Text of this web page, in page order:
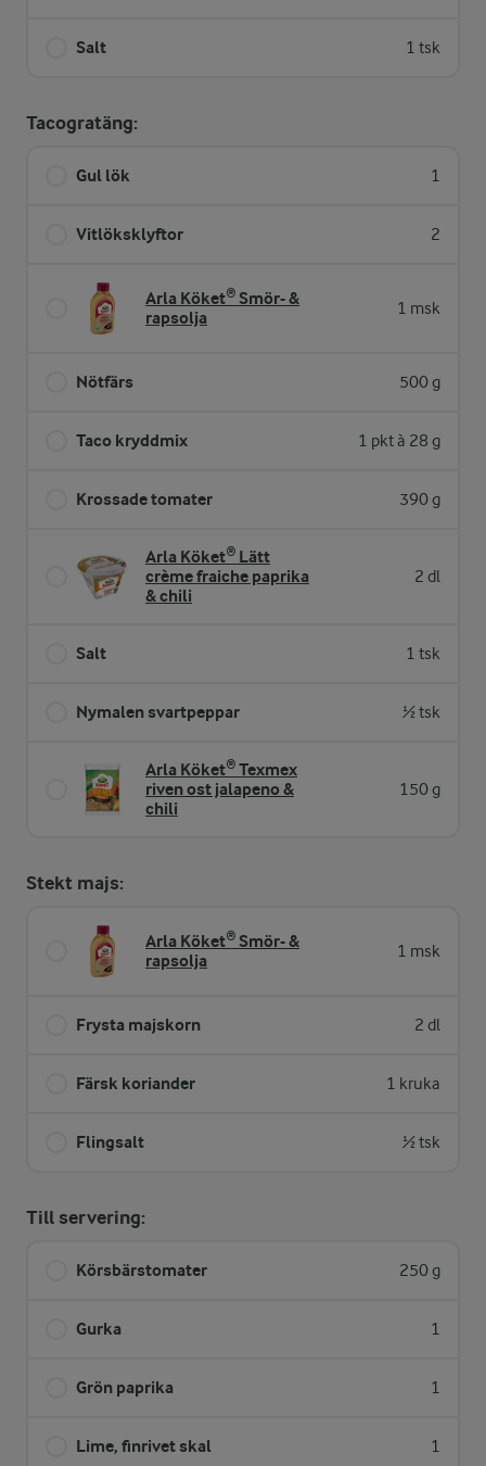
Salt 1 tsk
Tacogratäng:
Gul lök 1
Vitlöksklyftor 2
Arla Köket® Smör- &
rapsolja
1 msk
Nötfärs 500 g
Taco kryddmix 1 pkt à 28 g
Krossade tomater 390 g
Arla Köket® Lätt
crème fraiche paprika
& chili
2 dl
Salt 1 tsk
Nymalen svartpeppar ½ tsk
Arla Köket® Texmex
riven ost jalapeno &
chili
150 g
Stekt majs:
Arla Köket® Smör- &
rapsolja
1 msk
Frysta majskorn 2 dl
Färsk koriander 1 kruka
Flingsalt ½ tsk
Till servering:
Körsbärstomater 250 g
Gurka 1
Grön paprika 1
Lime, finrivet skal 1